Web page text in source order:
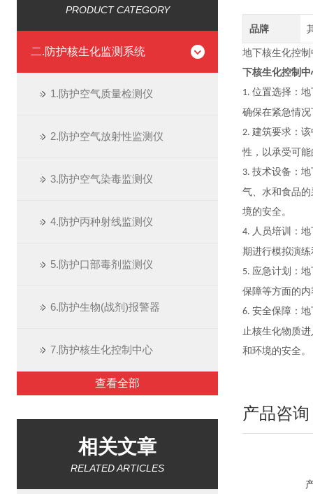
PRODUCT CATEGORY
二.防护核生化监测系统
1.防护空气质量检测仪
2.防护空气放射性监测仪
3.防护空气染毒监测仪
4.防护丙种射线监测仪
5.防护口部毒剂监测仪
6.防护生物(战剂)报警器
7.防护核生化控制中心
查看全部
相关文章
RELATED ARTICLES
品牌
地下核生化控
下核生化控制
1. 位置选择：
确保在紧急情
2. 建筑要求：
性，以承受可
3. 技术设备：
气、水和食品
境的安全。
4. 人员培训：
期进行模拟演
5. 应急计划：
保障等方面的
6. 安全保障：
止核生化物质
和环境的安全。
产品咨询